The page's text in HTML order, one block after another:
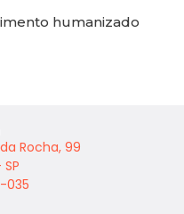
humanizado
Rocha, 99
035